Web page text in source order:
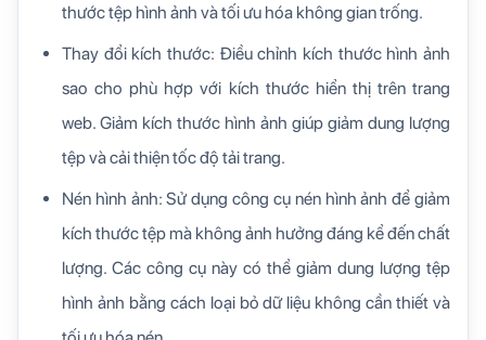
thước tệp hình ảnh và tối ưu hóa không gian trống.
Thay đổi kích thước: Điều chỉnh kích thước hình ảnh
sao cho phù hợp với kích thước hiển thị trên trang
web. Giảm kích thước hình ảnh giúp giảm dung lượng
tệp và cải thiện tốc độ tải trang.
Nén hình ảnh: Sử dụng công cụ nén hình ảnh để giảm
kích thước tệp mà không ảnh hưởng đáng kể đến chất
lượng. Các công cụ này có thể giảm dung lượng tệp
hình ảnh bằng cách loại bỏ dữ liệu không cần thiết và